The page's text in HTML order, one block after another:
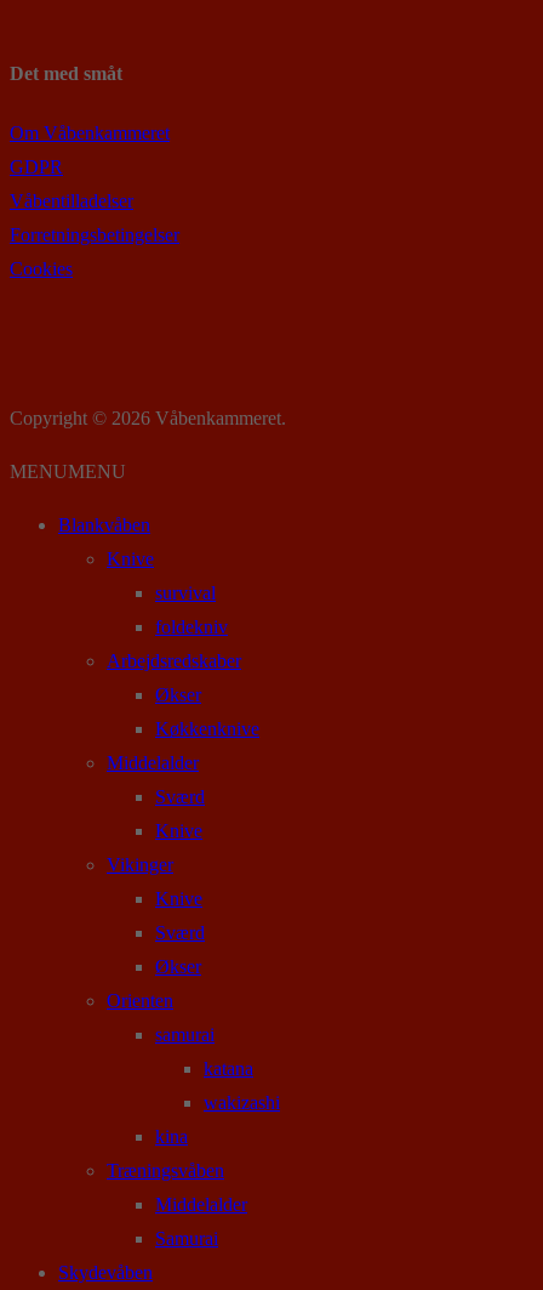
Det med småt
Om Våbenkammeret
GDPR
Våbentilladelser
Forretningsbetingelser
Cookies
Copyright © 2026 Våbenkammeret.
MENUMENU
Blankvåben
Knive
survival
foldekniv
Arbejdsredskaber
Økser
Køkkenknive
Middelalder
Sværd
Knive
Vikinger
Knive
Sværd
Økser
Orienten
samurai
katana
wakizashi
kina
Træningsvåben
Middelalder
Samurai
Skydevåben